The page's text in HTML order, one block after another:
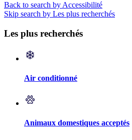
Back to search by Accessibilité
Skip search by Les plus recherchés
Les plus recherchés
Air conditionné
Animaux domestiques acceptés